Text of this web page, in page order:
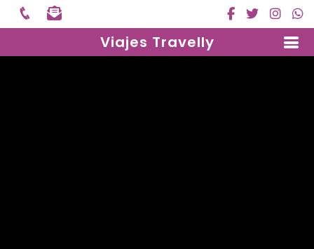
Viajes Travelly